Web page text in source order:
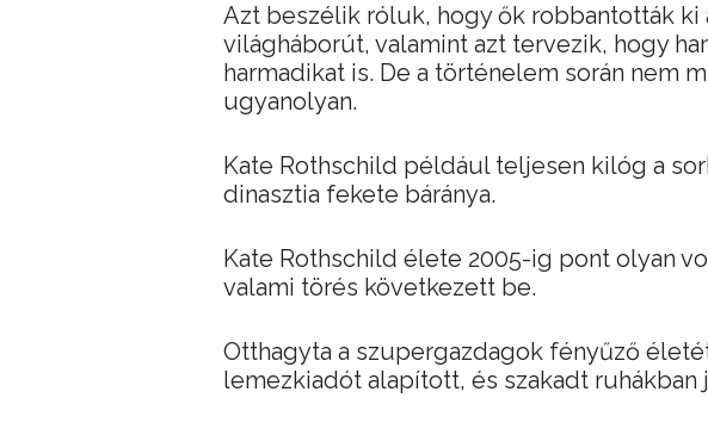
Azt beszélik róluk, hogy ők robbantották ki
világháborút, valamint azt tervezik, hogy
harmadikat is. De a történelem során nem
ugyanolyan.
Kate Rothschild például teljesen kilóg a
dinasztia fekete báránya.
Kate Rothschild élete 2005-ig pont olyan
valami törés következett be.
Otthagyta a szupergazdagok fényűző
lemezkiadót alapított, és szakadt ruhákban